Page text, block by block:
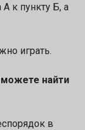
к пункту Б, а
играть.
найти
в